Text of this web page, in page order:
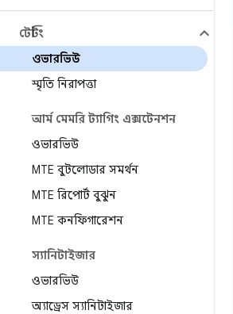
টেস্টিং
ওভারভিউ
স্মৃতি নিরাপত্তা
আর্ম মেমরি ট্যাগিং এক্সটেনশন
ওভারভিউ
MTE বুটলোডার সমর্থন
MTE রিপোর্ট বুঝুন
MTE কনফিগারেশন
স্যানিটাইজার
ওভারভিউ
অ্যাড্রেস স্যানিটাইজার